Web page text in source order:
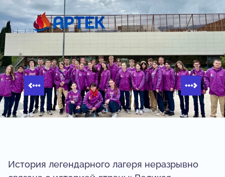
История легендарного лагеря неразрывно